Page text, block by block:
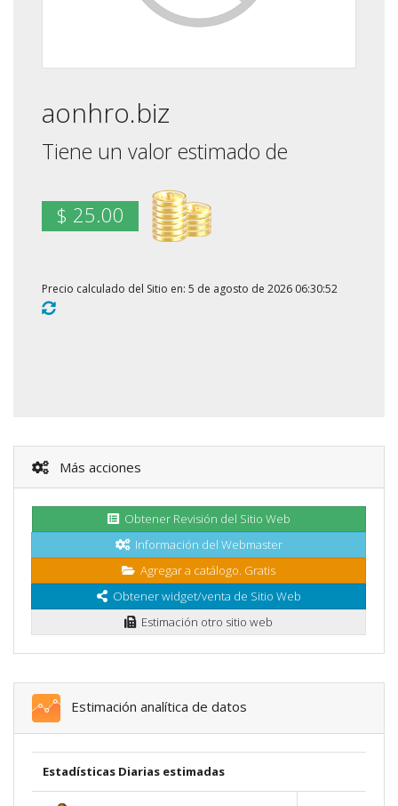
aonhro.biz
Tiene un valor estimado de
$ 25.00
Precio calculado del Sitio en: 5 de agosto de 2026 06:30:52
Más acciones
Obtener Revisión del Sitio Web
Información del Webmaster
Agregar a catálogo. Gratis
Obtener widget/venta de Sitio Web
Estimación otro sitio web
Estimación analítica de datos
Estadísticas Diarias estimadas